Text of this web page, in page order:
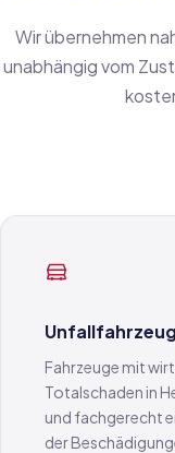
Wir übernehmen
unabhängig vom
Fahrzeuge mit
Totalschaden in
und fachgerecht
der